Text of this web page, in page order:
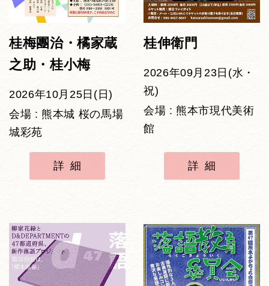
桂梅團治・橘家蔵
之助・桂小梅
2026年10月25日(日)
会場 : 熊本城 桜の馬場
城彩苑
詳細
桂伸衛門
2026年09月23日(水・
祝)
会場 : 熊本市現代美術
館
詳細